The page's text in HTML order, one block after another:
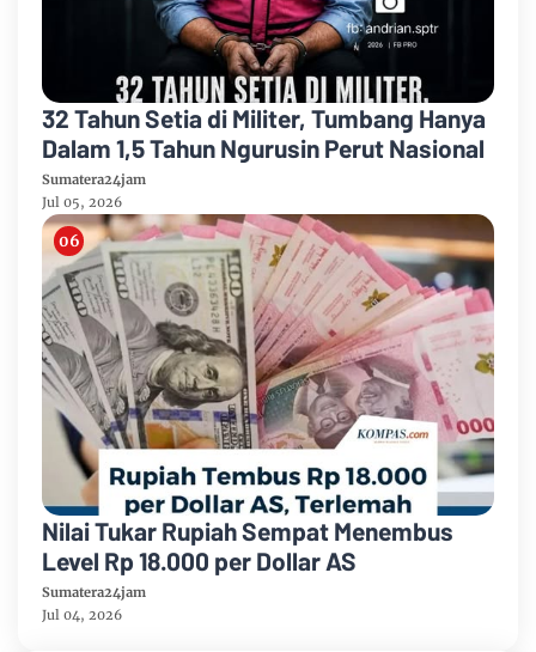
32 Tahun Setia di Militer, Tumbang Hanya
Dalam 1,5 Tahun Ngurusin Perut Nasional
Sumatera24jam
Jul 05, 2026
Nilai Tukar Rupiah Sempat Menembus
Level Rp 18.000 per Dollar AS
Sumatera24jam
Jul 04, 2026